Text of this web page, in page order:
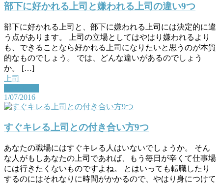
部下に好かれる上司と嫌われる上司の違い9つ
部下に好かれる上司と、部下に嫌われる上司には決定的に違
う点があります。 上司の立場としてはやはり嫌われるより
も、できることなら好かれる上司になりたいと思うのが本質
的なものでしょう。 では、どんな違いがあるのでしょう
か。 […]
上司
1/07/2016
すぐキレる上司との付き合い方9つ
あなたの職場にはすぐキレる人はいないでしょうか。 そん
な人がもしあなたの上司であれば、もう毎日が辛くて仕事場
には行きたくないものですよね。 とはいっても転職したり
するのにはそれなりに時間がかかるので、やはり身につけて